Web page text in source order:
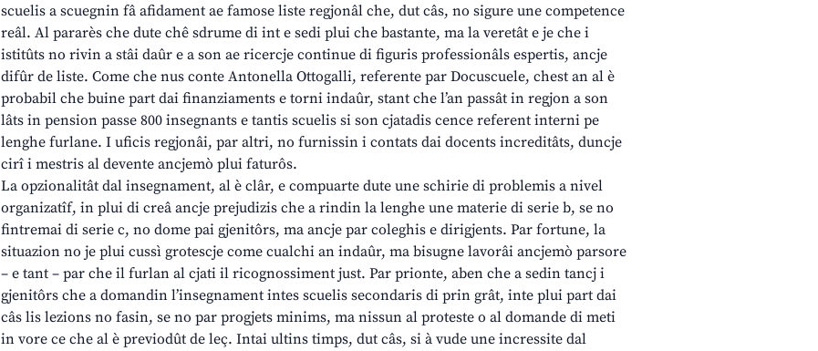
scuelis a scuegnin fâ afidament ae famose liste regjonâl che, dut câs, no sigure une competence
reâl. Al pararès che dute chê sdrume di int e sedi plui che bastante, ma la veretât e je che i
istitûts no rivin a stâi daûr e a son ae ricercje continue di figuris professionâls espertis, ancje
difûr de liste. Come che nus conte Antonella Ottogalli, referente par Docuscuele, chest an al è
probabil che buine part dai finanziaments e torni indaûr, stant che l’an passât in regjon a son
lâts in pension passe 800 insegnants e tantis scuelis si son cjatadis cence referent interni pe
lenghe furlane. I uficis regjonâi, par altri, no furnissin i contats dai docents increditâts, duncje
cirî i mestris al devente ancjemò plui faturôs.
La opzionalitât dal insegnament, al è clâr, e compuarte dute une schirie di problemis a nivel
organizatîf, in plui di creâ ancje prejudizis che a rindin la lenghe une materie di serie b, se no
fintremai di serie c, no dome pai gjenitôrs, ma ancje par coleghis e dirigjents. Par fortune, la
situazion no je plui cussì grotescje come cualchi an indaûr, ma bisugne lavorâi ancjemò parsore
– e tant – par che il furlan al cjati il ricognossiment just. Par prionte, aben che a sedin tancj i
gjenitôrs che a domandin l’insegnament intes scuelis secondaris di prin grât, inte plui part dai
câs lis lezions no fasin, se no par progjets minims, ma nissun al proteste o al domande di meti
in vore ce che al è previodût de leç. Intai ultins timps, dut câs, si à vude une incressite dal